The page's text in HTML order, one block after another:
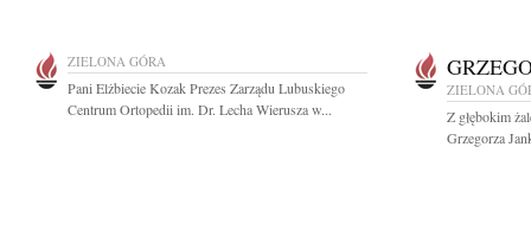
ZIELONA GÓRA
Pani Elżbiecie Kozak Prezes Zarządu Lubuskiego
Centrum Ortopedii im. Dr. Lecha Wierusza w...
ZIELONA
Z głębokim
Grzegorza